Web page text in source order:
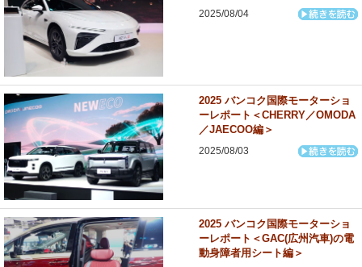
2025/08/04
2025 バンコク国際モーターショ
ーレポート＜CHERRY／OMODA
／JAECOO編＞
2025/08/03
2025 バンコク国際モーターショ
ーレポート＜GAC(広州汽車)の電
動身障者用シート編＞